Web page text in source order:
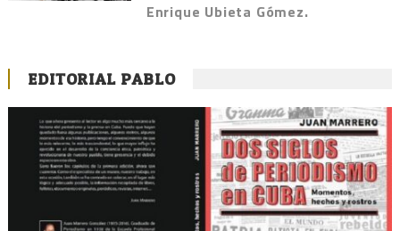
Enrique Ubieta Gómez.
EDITORIAL PABLO